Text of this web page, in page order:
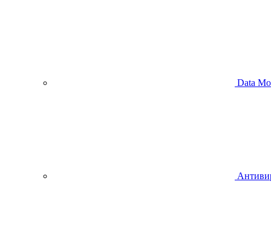
Data